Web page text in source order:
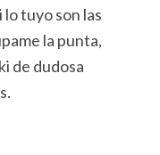
tuyo son las
la punta,
de dudosa